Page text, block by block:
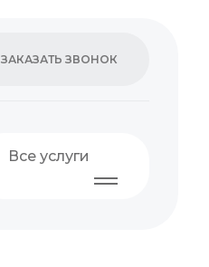
ЗАКАЗАТЬ ЗВОНОК
Все услуги